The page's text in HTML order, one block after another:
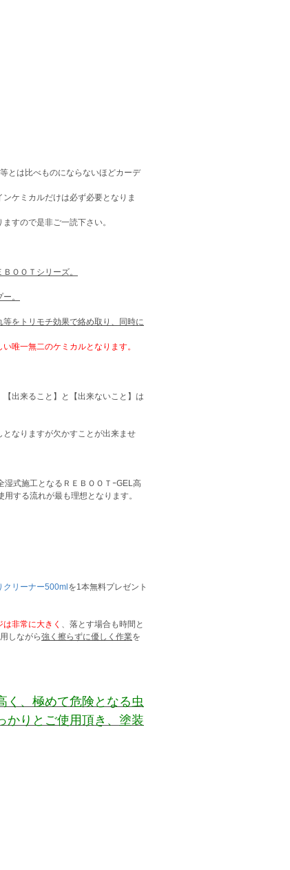
とは比べものにならないほどカーデ
ケミカルだけは必ず必要となりま
すので是非ご一読下さい。
ＯＯＴシリーズ。
。
をトリモチ効果で絡め取り、同時に
唯一無二のケミカルとなります。
出来ること】と【出来ないこと】は
なりますが欠かすことが出来ませ
式施工となるＲＥＢＯＯＴｰGEL高
する流れが最も理想となります。
クリーナー500ml を1本無料プレゼント
非常に大きく 、落とす場合も時間と
しながら強く擦らずに優しく作業を
く、極めて危険となる虫
かりとご使用頂き、塗装